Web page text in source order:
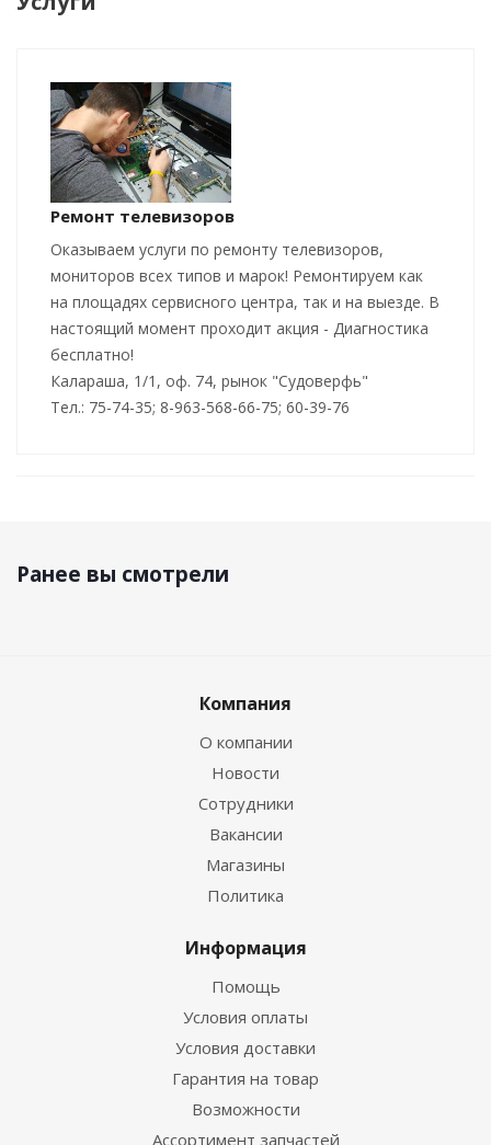
Ремонт телевизоров
Оказываем услуги по ремонту телевизоров,
мониторов всех типов и марок! Ремонтируем как
на площадях сервисного центра, так и на выезде. В
настоящий момент проходит акция - Диагностика
бесплатно!
Калараша, 1/1, оф. 74, рынок "Судоверфь"
Тел.: 75-74-35; 8-963-568-66-75; 60-39-76
Ранее вы смотрели
Компания
О компании
Новости
Сотрудники
Вакансии
Магазины
Политика
Информация
Помощь
Условия оплаты
Условия доставки
Гарантия на товар
Возможности
Ассортимент запчастей